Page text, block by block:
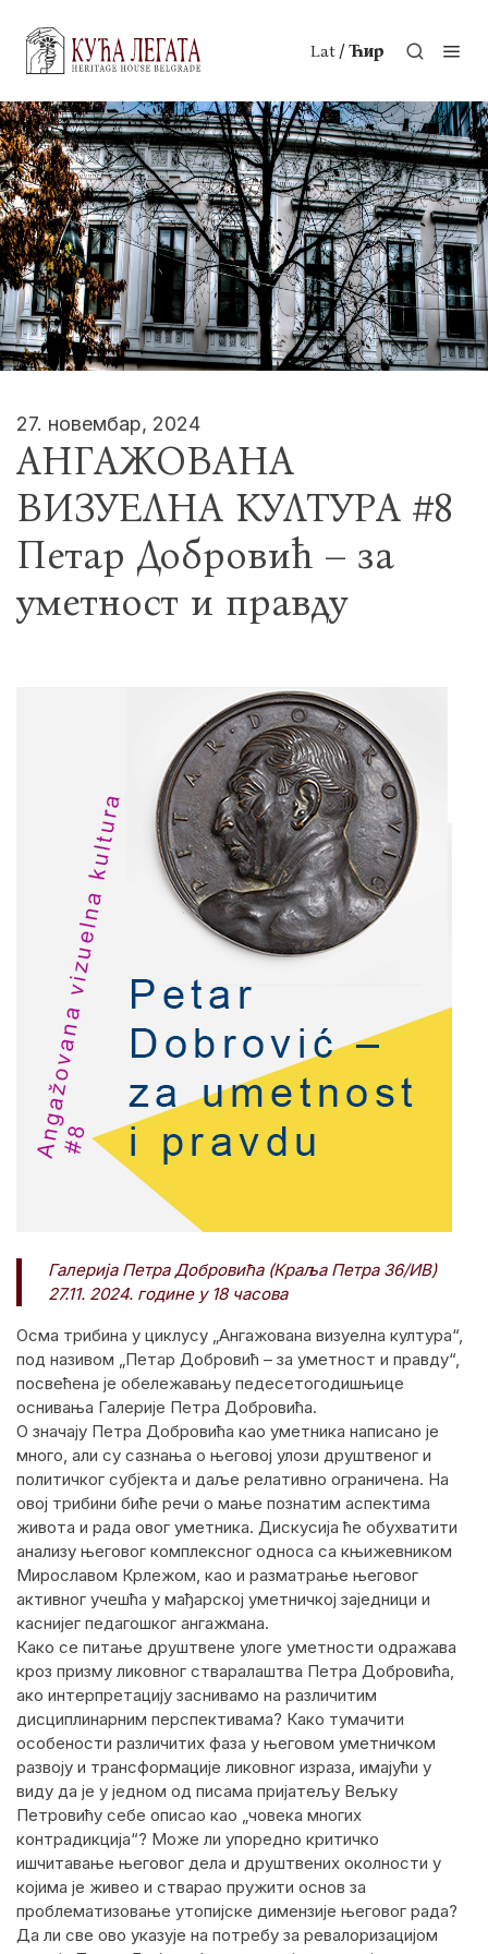
Lat /Ћир
27. новембар, 2024
АНГАЖОВАНА
ВИЗУЕЛНА КУЛТУРА #8
Петар Добровић – за
уметност и правду
Галерија Петра Добровића (Краља Петра 36/ИВ)
27.11. 2024. године у 18 часова
Осма трибина у циклусу „Ангажована визуелна култура“,
под називом „Петар Добровић – за уметност и правду“,
посвећена је обележавању педесетогодишњице
оснивања Галерије Петра Добровића.
О значају Петра Добровића као уметника написано је
много, али су сазнања о његовој улози друштвеног и
политичког субјекта и даље релативно ограничена. На
овој трибини биће речи о мање познатим аспектима
живота и рада овог уметника. Дискусија ће обухватити
анализу његовог комплексног односа са књижевником
Мирославом Крлежом, као и разматрање његовог
активног учешћа у мађарској уметничкој заједници и
каснијег педагошког ангажмана.
Како се питање друштвене улоге уметности одражава
кроз призму ликовног стваралаштва Петра Добровића,
ако интерпретацију заснивамо на различитим
дисциплинарним перспективама? Како тумачити
особености различитих фаза у његовом уметничком
развоју и трансформације ликовног израза, имајући у
виду да је у једном од писама пријатељу Вељку
Петровићу себе описао као „човека многих
контрадикција“? Може ли упоредно критичко
ишчитавање његовог дела и друштвених околности у
којима је живео и стварао пружити основ за
проблематизовање утопијске димензије његовог рада?
Да ли све ово указује на потребу за ревалоризацијом